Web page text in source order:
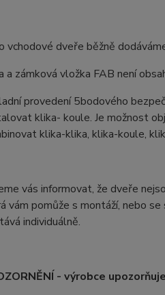
vchodové dveře běžně
a zámková vložka FAB není
provedení 5bodového
klika- koule. Je možnost
klika-klika, klika-koule,
vás informovat, že dveře
vám pomůže s montáží, nebo
individuálně.
- výrobce